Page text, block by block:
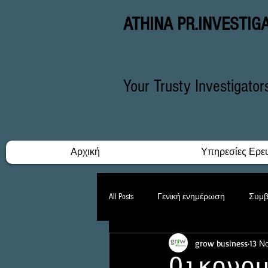
ATHINA
Your Trusty
Αρχική Υπηρεσίες
All Posts Γενική ενημέρωση
Δικαστικές Υποθέσεις Stalking
grow business13